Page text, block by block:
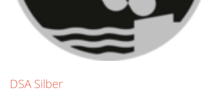
DSA Silber